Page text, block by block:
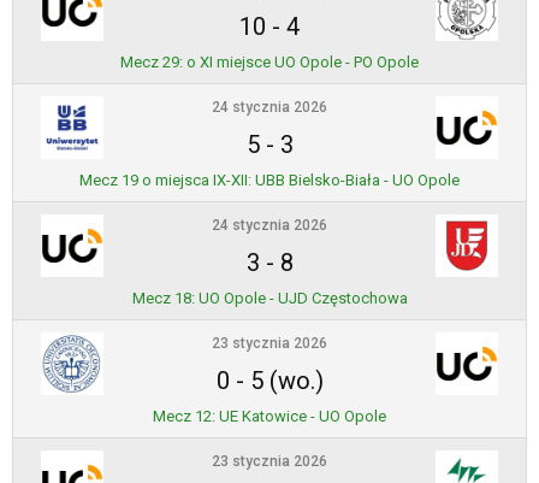
10 - 4
Mecz 29: o XI miejsce UO Opole - PO Opole
24 stycznia 2026
5- 3
Mecz 19 o miejsca IX-XII: UBB Bielsko-Biała - UO Opole
24 stycznia 2026
3 - 8
Mecz 18: UO Opole - UJD Częstochowa
23 stycznia 2026
0 - 5 (wo.)
Mecz 12: UE Katowice - UO Opole
23 stycznia 2026